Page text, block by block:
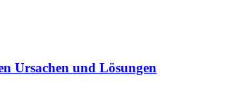
Ursachen und Lösungen